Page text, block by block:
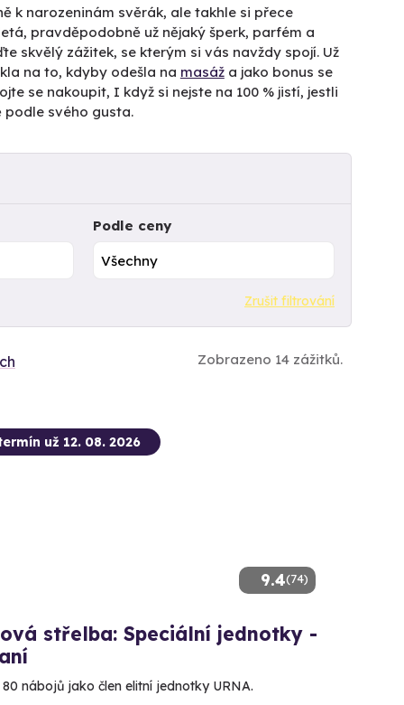
k narozeninám svěrák, ale takhle si přece
pravděpodobně už nějaký šperk, parfém a
skvělý zážitek, se kterým si vás navždy spojí. Už
na to, kdyby odešla na masáža jako bonus se
se nakoupit, I když si nejste na 100 % jistí, jestli
podle svého gusta.
Podle ceny
Zrušit filtrování
Zobrazeno 14 zážitků.
9.4(74)
už 12. 08. 2026
střelba: Speciální jednotky -
nábojů jako člen elitní jednotky URNA.